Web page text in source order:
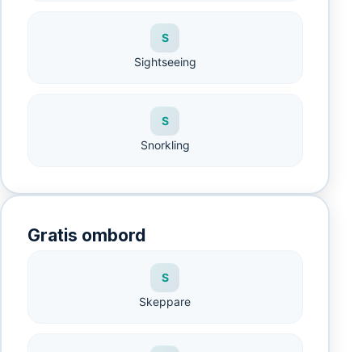
S
Sightseeing
S
Snorkling
Gratis ombord
S
Skeppare